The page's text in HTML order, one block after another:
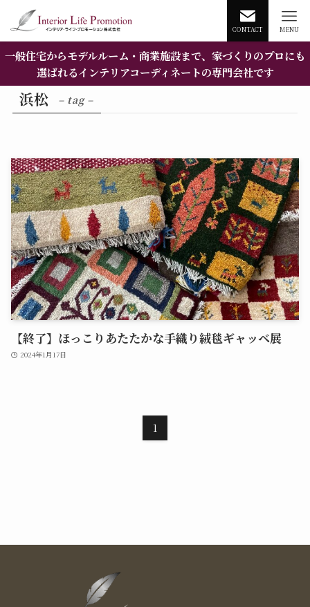
CONTACT MENU
一般住宅からモデルルーム・商業施設まで、家づくりのプロにも
選ばれるインテリアコーディネートの専門会社です
浜松 – tag –
【終了】ほっこりあたたかな手織り絨毯ギャッベ展
2024年1月17日
1